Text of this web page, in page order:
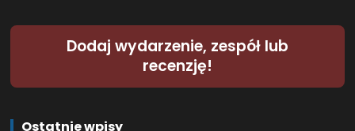
Dodaj wydarzenie, zespół lub
recenzję!
Ostatnie wpisy